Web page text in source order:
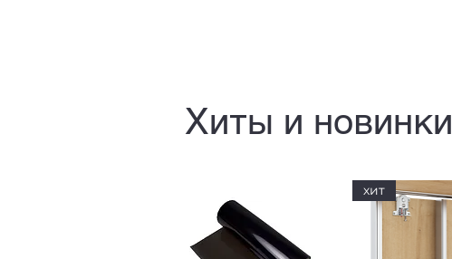
Хиты и новинки
хит